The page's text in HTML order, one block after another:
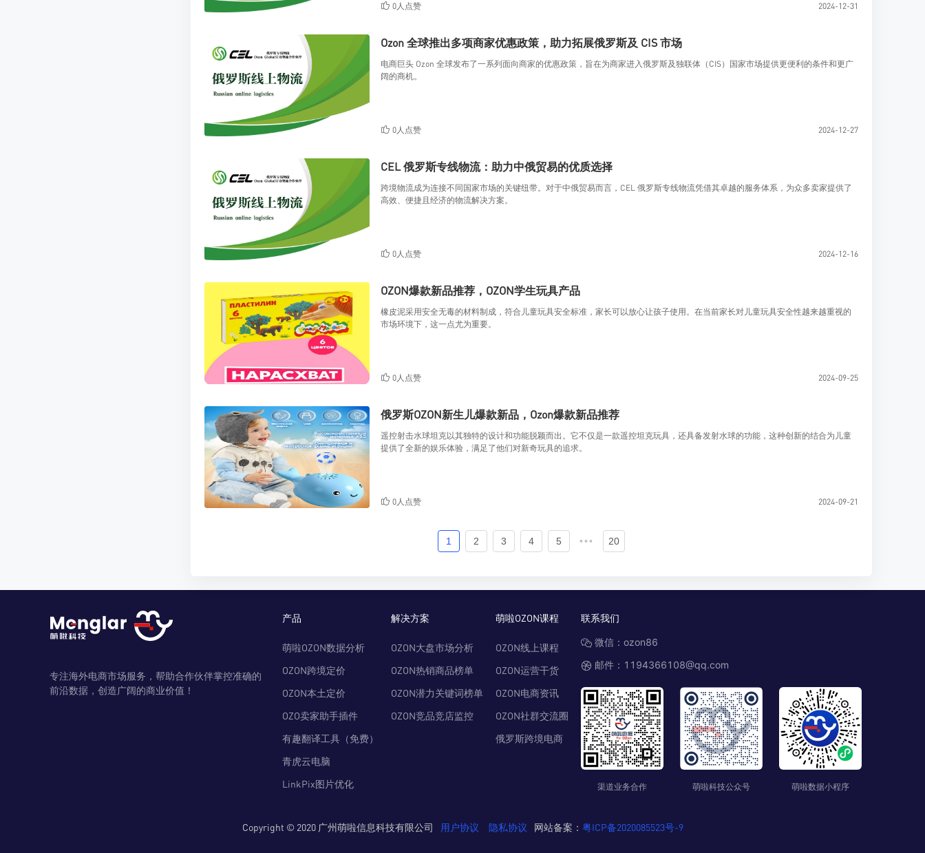
0人点赞 2024-12-31
Ozon 全球推出多项商家优惠政策，助力拓展俄罗斯及 CIS 市场
电商巨头 Ozon 全球发布了一系列面向商家的优惠政策，旨在为商家进入俄罗斯及独联体（CIS）国家市场提供更便利的条件和更广
阔的商机。
0人点赞 2024-12-27
CEL 俄罗斯专线物流：助力中俄贸易的优质选择
跨境物流成为连接不同国家市场的关键纽带。对于中俄贸易而言，CEL 俄罗斯专线物流凭借其卓越的服务体系，为众多卖家提供了
高效、便捷且经济的物流解决方案。
0人点赞 2024-12-16
OZON爆款新品推荐，OZON学生玩具产品
橡皮泥采用安全无毒的材料制成，符合儿童玩具安全标准，家长可以放心让孩子使用。在当前家长对儿童玩具安全性越来越重视的
市场环境下，这一点尤为重要。
0人点赞 2024-09-25
俄罗斯OZON新生儿爆款新品，Ozon爆款新品推荐
遥控射击水球坦克以其独特的设计和功能脱颖而出。它不仅是一款遥控坦克玩具，还具备发射水球的功能，这种创新的结合为儿童
提供了全新的娱乐体验，满足了他们对新奇玩具的追求。
0人点赞 2024-09-21
1 2 3 4 5 ••• 20
专注海外电商市场服务，帮助合作伙伴掌控准确的
前沿数据，创造广阔的商业价值！
产品
萌啦OZON数据分析
OZON跨境定价
OZON本土定价
OZO卖家助手插件
有趣翻译工具（免费）
青虎云电脑
LinkPix图片优化
解决方案
OZON大盘市场分析
OZON热销商品榜单
OZON潜力关键词榜单
OZON竞品竞店监控
萌啦OZON课程
OZON线上课程
OZON运营干货
OZON电商资讯
OZON社群交流圈
俄罗斯跨境电商
联系我们
微信：ozon86
邮件：1194366108@qq.com
渠道业务合作 萌啦科技公众号 萌啦数据小程序
Copyright © 2020 广州萌啦信息科技有限公司 用户协议 隐私协议 网站备案： 粤ICP备2020085523号-9